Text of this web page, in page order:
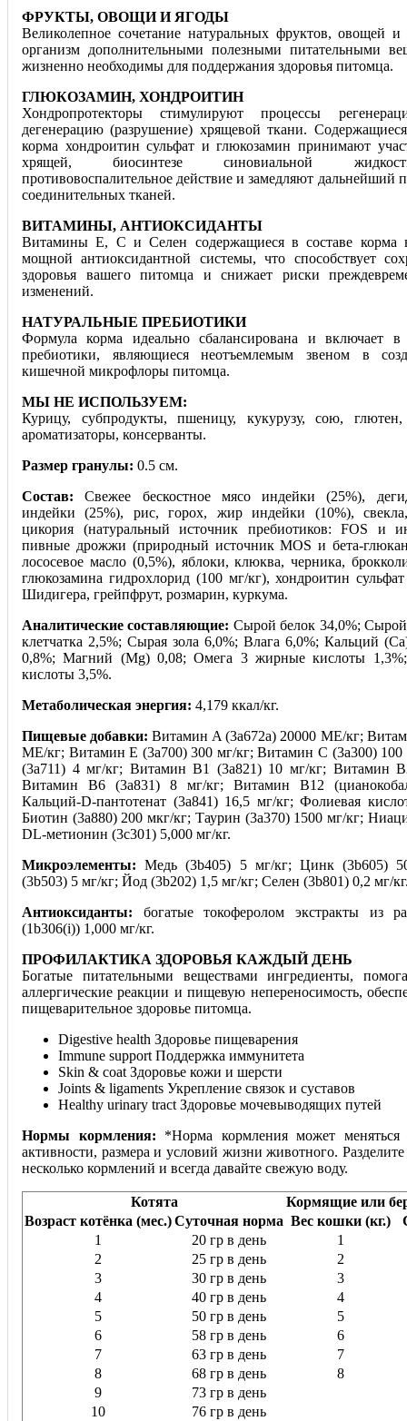
ФРУКТЫ, ОВОЩИ И ЯГОДЫ
Великолепное сочетание натуральных фруктов, овощей и
организм дополнительными полезными питательными
жизненно необходимы для поддержания здоровья питомца.
ГЛЮКОЗАМИН, ХОНДРОИТИН
Хондропротекторы стимулируют процессы
дегенерацию (разрушение) хрящевой ткани.
корма хондроитин сульфат и глюкозамин принимают
хрящей, биосинтезе синовиальной
противовоспалительное действие и замедляют дальнейший
соединительных тканей.
ВИТАМИНЫ, АНТИОКСИДАНТЫ
Витамины Е, С и Селен содержащиеся в составе корма
мощной антиоксидантной системы, что способствует
здоровья вашего питомца и снижает риски
изменений.
НАТУРАЛЬНЫЕ ПРЕБИОТИКИ
Формула корма идеально сбалансирована и включает в
пребиотики, являющиеся неотъемлемым звеном в
кишечной микрофлоры питомца.
МЫ НЕ ИСПОЛЬЗУЕМ:
Курицу, субпродукты, пшеницу, кукурузу, сою,
ароматизаторы, консерванты.
Размер гранулы: 0.5 см.
Состав: Свежее бескостное мясо индейки (25%),
индейки (25%), рис, горох, жир индейки (10%),
цикория (натуральный источник пребиотиков: FOS и
пивные дрожжи (природный источник MOS и бета-
лососевое масло (0,5%), яблоки, клюква, черника,
глюкозамина гидрохлорид (100 мг/кг), хондроитин
Шидигера, грейпфрут, розмарин, куркума.
Аналитические составляющие: Сырой белок 34,0%;
клетчатка 2,5%; Сырая зола 6,0%; Влага 6,0%; Кальций
0,8%; Магний (Mg) 0,08; Омега 3 жирные кислоты
кислоты 3,5%.
Метаболическая энергия: 4,179 ккал/кг.
Пищевые добавки: Витамин A (3a672a) 20000 МЕ/кг;
МЕ/кг; Витамин Е (3a700) 300 мг/кг; Витамин C (3a300)
(3a711) 4 мг/кг; Витамин B1 (3a821) 10 мг/кг; Витамин
Витамин B6 (3a831) 8 мг/кг; Витамин B12
Кальций-D-пантотенат (3a841) 16,5 мг/кг; Фолиевая
Биотин (3a880) 200 мкг/кг; Таурин (3a370) 1500 мг/кг;
DL-метионин (3c301) 5,000 мг/кг.
Микроэлементы: Медь (3b405) 5 мг/кг; Цинк (3b605)
(3b503) 5 мг/кг; Йод (3b202) 1,5 мг/кг; Селен (3b801) 0,2 мг/
Антиоксиданты: богатые токоферолом экстракты из
(1b306(i)) 1,000 мг/кг.
ПРОФИЛАКТИКА ЗДОРОВЬЯ КАЖДЫЙ ДЕНЬ
Богатые питательными веществами ингредиенты,
аллергические реакции и пищевую непереносимость,
пищеварительное здоровье питомца.
Digestive health Здоровье пищеварения
Immune support Поддержка иммунитета
Skin & coat Здоровье кожи и шерсти
Joints & ligaments Укрепление связок и суставов
Healthy urinary tract Здоровье мочевыводящих путей
Нормы кормления: *Норма кормления может меняться
активности, размера и условий жизни животного.
несколько кормлений и всегда давайте свежую воду.
Котята
Кормящие или
Возраст котёнка (мес.)Суточная норма Вес кошки (кг.)
1
20 гр в день
1
2
25 гр в день
2
3
30 гр в день
3
4
40 гр в день
4
5
50 гр в день
5
6
58 гр в день
6
7
63 гр в день
7
8
68 гр в день
8
9
73 гр в день
10
76 гр в день